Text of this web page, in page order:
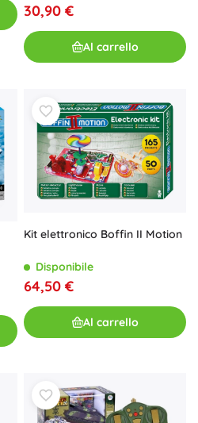
30,90 €
Al carrello
Kit elettronico Boffin II Motion
Disponibile
64,50 €
Al carrello